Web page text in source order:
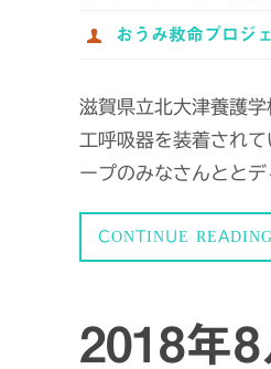
おうみ救命プロジ
滋賀県立北大津養護
工呼吸器を装着され
ープのみなさんとと
CONTINUE READING
2018年